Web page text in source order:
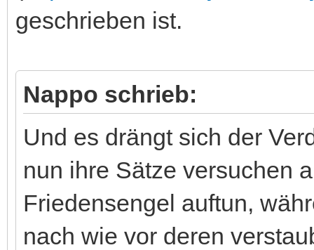
geschrieben ist.
Nappo schrieb:
Und es drängt sich der
nun ihre Sätze versuchen
Friedensengel auftun,
nach wie vor deren